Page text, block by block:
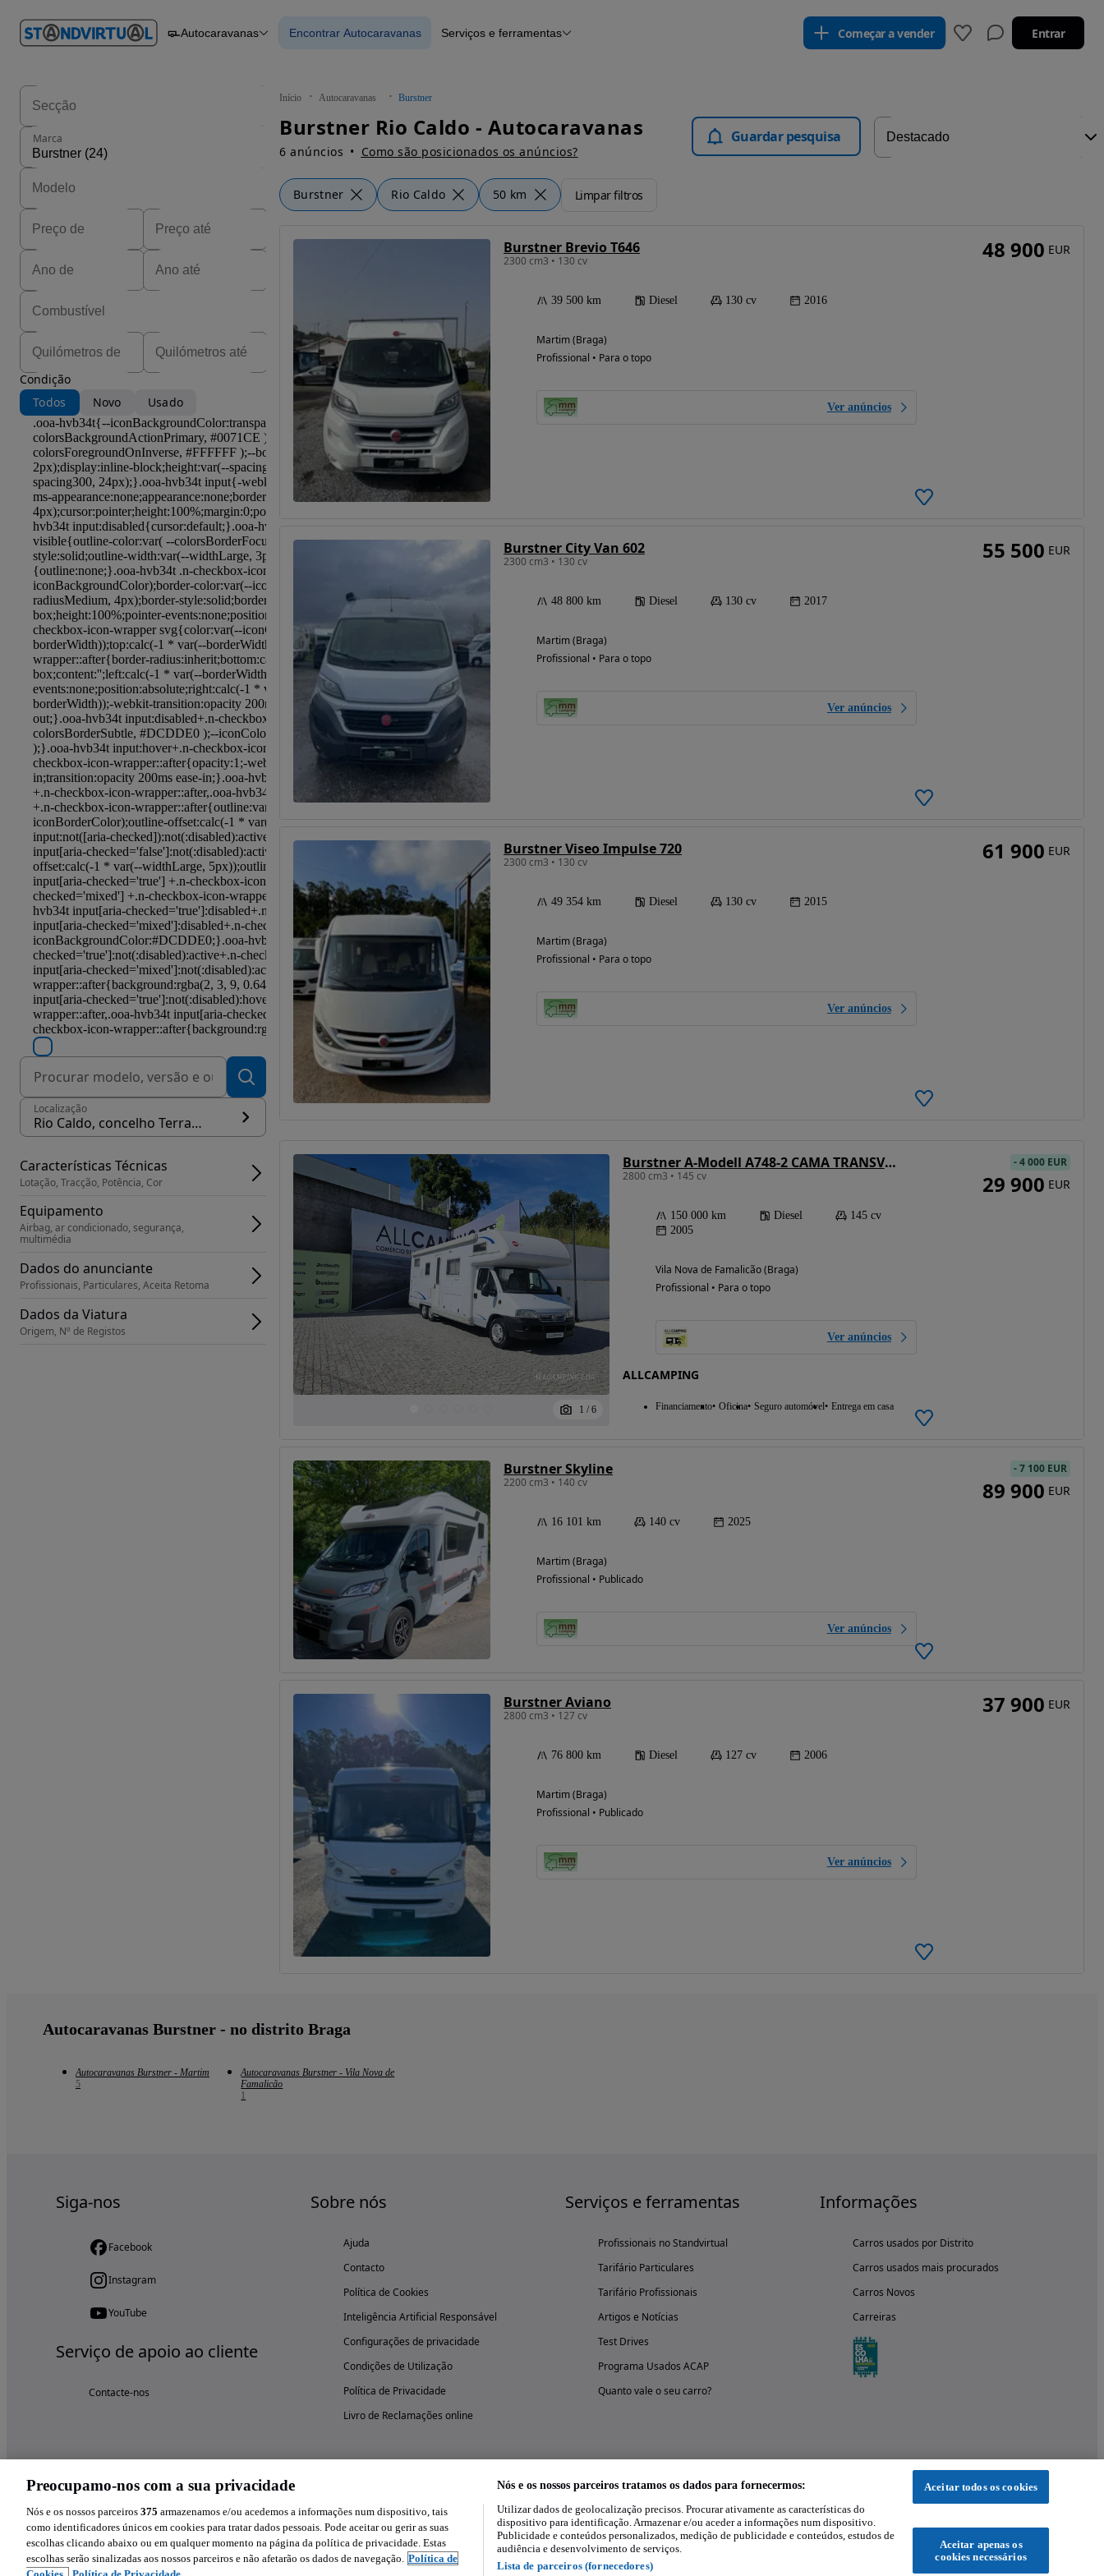
em
Carros Carros
Autocaravanas Encontrar Autocaravanas Serviços e ferramentas Começar a vender Entrar
Início Autocaravanas Burstner
Burstner Rio Caldo - Autocaravanas
6 anúncios Como são posicionados os anúncios?
Guardar pesquisa
Burstner Rio Caldo 50 km Limpar filtros
Marca
Condição
Todos
Novo Usado
Possibilidade de
financiamento
Localização
Rio Caldo, concelho Terras de Bouro
Características Técnicas
Lotação, Tracção, Potência, Cor
Equipamento
Airbag, ar condicionado, segurança,
multimédia
Dados do anunciante
Profissionais, Particulares, Aceita Retoma
Dados da Viatura
Origem, Nº de Registos
Burstner Brevio T646
2300 cm3 • 130 cv
39 500 km Diesel 130 cv 2016
Martim (Braga)
Profissional • Para o topo
Ver anúncios
48 900 EUR
Burstner City Van 602
2300 cm3 • 130 cv
48 800 km Diesel 130 cv 2017
Martim (Braga)
Profissional • Para o topo
Ver anúncios
55 500 EUR
Burstner Viseo Impulse 720
2300 cm3 • 130 cv
49 354 km Diesel 130 cv 2015
Martim (Braga)
Profissional • Para o topo
Ver anúncios
61 900 EUR
1 / 6
Burstner A-Modell A748-2 CAMA TRANSVERSAL
2800 cm3 • 145 cv
150 000 km Diesel
145 cv
2005
Vila Nova de Famalicão (Braga)
Profissional • Para o topo
Ver anúncios
ALLCAMPING
Financiamento Oficina Seguro automóvel Entrega em casa
-4 000 EUR
29 900 EUR
Burstner Skyline
2200 cm3 • 140 cv
16 101 km 140 cv 2025
Martim (Braga)
Profissional • Publicado
Ver anúncios
-7 100 EUR
89 900 EUR
Burstner Aviano
2800 cm3 • 127 cv
76 800 km Diesel 127 cv 2006
Martim (Braga)
Profissional • Publicado
Ver anúncios
37 900 EUR
Autocaravanas Burstner - no distrito Braga
Autocaravanas Burstner - Martim
5
Autocaravanas Burstner - Vila Nova de
Famalicão
1
Siga-nos
Facebook
Instagram
YouTube
Serviço de apoio ao cliente
Contacte-nos
Sobre nós
Ajuda
Contacto
Política de Cookies
Inteligência Artificial Responsável
Configurações de privacidade
Condições de Utilização
Política de Privacidade
Livro de Reclamações online
Serviços e ferramentas
Profissionais no Standvirtual
Tarifário Particulares
Tarifário Profissionais
Artigos e Notícias
Test Drives
Programa Usados ACAP
Quanto vale o seu carro?
Informações
Carros usados por Distrito
Carros usados mais procurados
Carros Novos
Carreiras
Experimenta a aplicação
Preocupamo-nos com a sua privacidade
Nós e os nossos parceiros 375 armazenamos e/ou acedemos a informações num dispositivo, tais
como identificadores únicos em cookies para tratar dados pessoais. Pode aceitar ou gerir as suas
escolhas clicando abaixo ou em qualquer momento na página da política de privacidade. Estas
escolhas serão sinalizadas aos nossos parceiros e não afetarão os dados de navegação. Política de
Nós e os nossos parceiros tratamos os dados para fornecermos:
Utilizar dados de geolocalização precisos. Procurar ativamente as características do
dispositivo para identificação. Armazenar e/ou aceder a informações num dispositivo.
Publicidade e conteúdos personalizados, medição de publicidade e conteúdos, estudos de
audiência e desenvolvimento de serviços.
Lista de parceiros (fornecedores)
Aceitar todos os cookies
Aceitar apenas os
cookies necessários